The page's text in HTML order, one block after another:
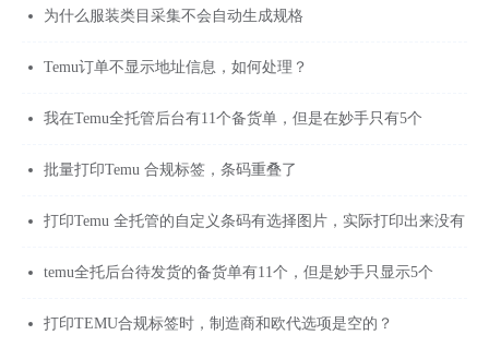
为什么服装类目采集不会自动生成规格
Temu订单不显示地址信息，如何处理？
我在Temu全托管后台有11个备货单，但是在妙手只有5个
批量打印Temu 合规标签，条码重叠了
打印Temu 全托管的自定义条码有选择图片，实际打印出来没有
temu全托后台待发货的备货单有11个，但是妙手只显示5个
打印TEMU合规标签时，制造商和欧代选项是空的？